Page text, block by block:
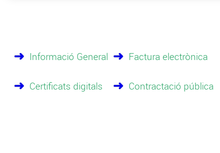
Informació General Factura electrònica
Certificats digitals Contractació pública